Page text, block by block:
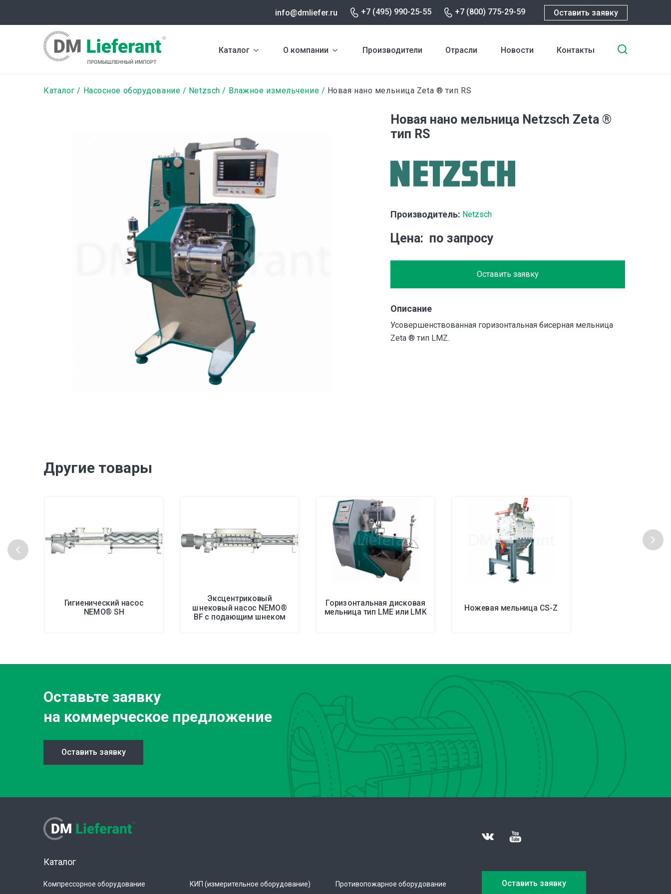
содержанию
info@dmliefer.ru +7 (495) 990-25-55 +7 (800) 775-29-59 Оставить заявку
Каталог О компании Производители Отрасли Новости Контакты
Строка
Каталог Насосное оборудование Netzsch Влажное измельчение Новая нано мельница Zeta ® тип RS
Новая нано мельница Netzsch Zeta ®
тип RS
Производитель: Netzsch
Цена по запросу
Оставить заявку
Описание
Усовершенствованная горизонтальная бисерная мельница
Zeta ® тип LMZ.
Другие товары
Гигиенический насос
NEMO® SH
Эксцентриковый
шнековый насос NEMO®
BF с подающим шнеком
Горизонтальная дисковая
мельница тип LME или LMK Ножевая мельница CS-Z
Оставьте заявку
на коммерческое предложение
Оставить заявку
Каталог
Компрессорное оборудование
КИП (измерительное оборудование)
Противопожарное оборудование
Оставить заявку